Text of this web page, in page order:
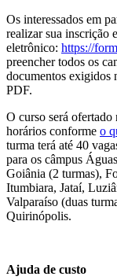
Os interessados em
realizar sua inscrição
eletrônico: https://
preencher todos os
documentos exigidos
PDF.
O curso será
horários conforme o
turma terá até 40
para os câmpus
Goiânia (2 turmas),
Itumbiara, Jataí,
Valparaíso (duas
Quirinópolis.
Ajuda de custo